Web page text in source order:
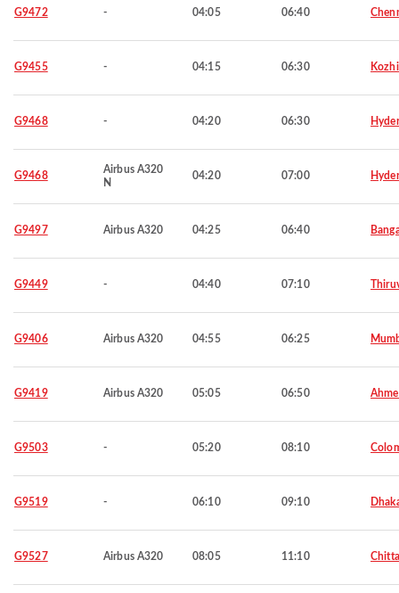
G9472 - 04:05 06:40
G9455 - 04:15 06:30
G9468 - 04:20 06:30
G9468
Airbus A320
N
04:20 07:00
G9497 Airbus A320 04:25 06:40
G9449 - 04:40 07:10
G9406 Airbus A320 04:55 06:25
G9419 Airbus A320 05:05 06:50
G9503 - 05:20 08:10
G9519 - 06:10 09:10
G9527 Airbus A320 08:05 11:10